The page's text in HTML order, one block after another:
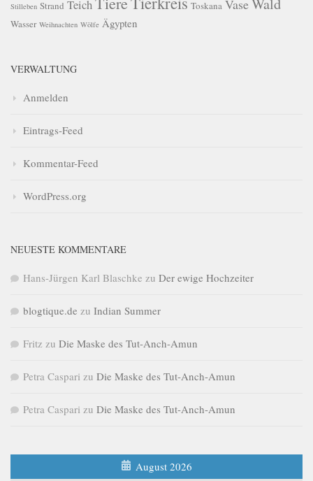
Stilleben Strand Teich Toskana Vase
Wasser Weihnachten Wölfe Ägypten
VERWALTUNG
Anmelden
Eintrags-Feed
Kommentar-Feed
WordPress.org
NEUESTE KOMMENTARE
Hans-Jürgen Karl Blaschke zu Der ewige Hochzeiter
blogtique.de zu Indian Summer
Fritz zu Die Maske des Tut-Anch-Amun
Petra Caspari zu Die Maske des Tut-Anch-Amun
Petra Caspari zu Die Maske des Tut-Anch-Amun
August 2026